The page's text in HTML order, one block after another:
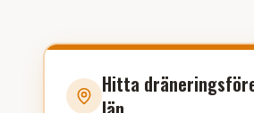
Hitta